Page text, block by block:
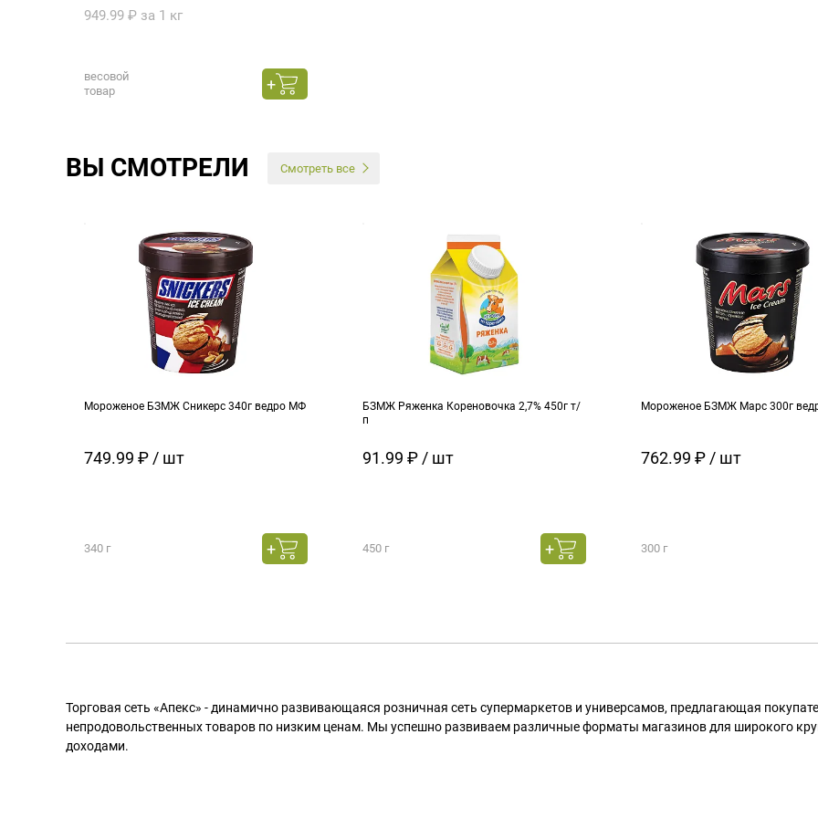
949.99 ₽ за 1 кг
весовой
товар
ВЫ СМОТРЕЛИ Смотреть все
Мороженое БЗМЖ Сникерс 340г ведро МФ
749.99 ₽ / шт
340 г
БЗМЖ Ряженка Кореновочка 2,7% 450г т/
п
91.99 ₽ / шт
450 г
Мороженое БЗМЖ Марс 300г
762.99 ₽ / шт
300 г
Торговая сеть «Апекс» - динамично развивающаяся розничная сеть супермаркетов и универсамов, предлагающая
непродовольственных товаров по низким ценам. Мы успешно развиваем различные форматы магазинов для широкого
доходами.